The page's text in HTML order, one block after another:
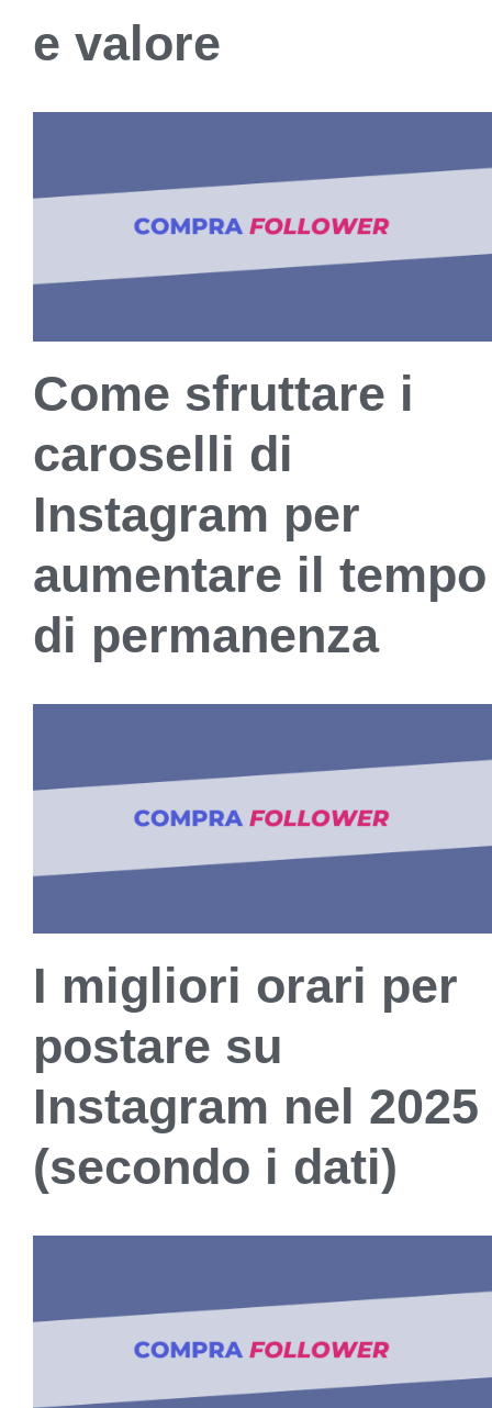
e valore
Come sfruttare i
caroselli di
Instagram per
aumentare il tempo
di permanenza
I migliori orari per
postare su
Instagram nel 2025
(secondo i dati)